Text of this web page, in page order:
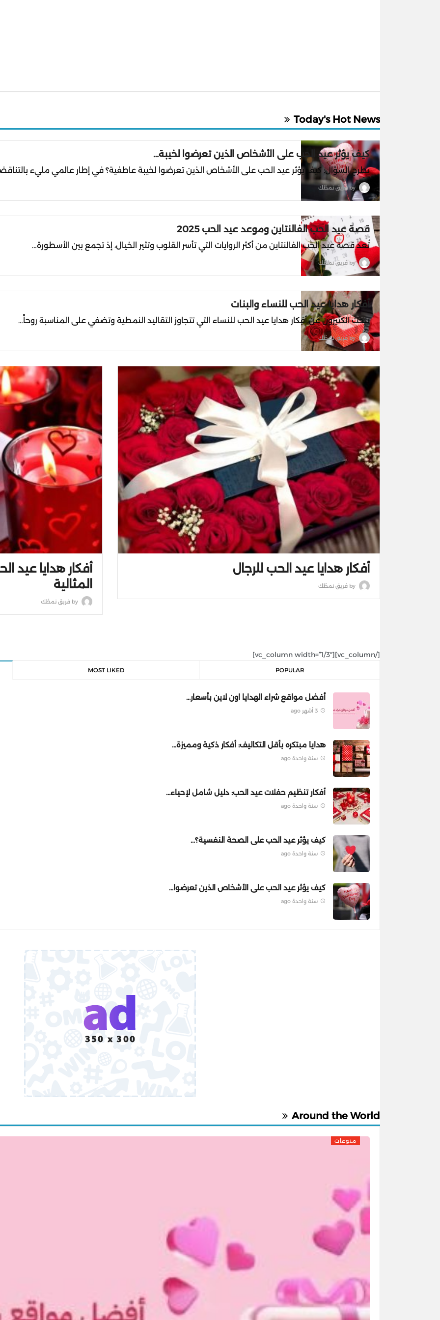
Today's Hot News
كيف يؤثر عيد الحب على الأشخاص الذين تعرضوا لخيبة…
يطرح السؤال: كيف يؤثر عيد الحب على الأشخاص الذين تعرضوا لخيبة عاطفية؟ في إطار عالمي مليء
by فريق نمطُك
قصة عيد الحب الفالنتاين وموعد عيد الحب 2025
تُعد قصة عيد الحب الفالنتاين من أكثر الروايات التي تأسر القلوب وتثير الخيال، إذ تجمع بين الأسطورة…
by فريق نمطُك
أفكار هدايا عيد الحب للنساء والبنات
يبحث الكثيرون عن أفكار هدايا عيد الحب للنساء التي تتجاوز التقاليد النمطية وتضفي على المناسبة روحاً…
by فريق نمطُك
أفكار هدايا عيد الحب للرجال
by فريق نمطُك
أفكار هدايا عيد
المثالية
by فريق نمطُك
[/vc_column][vc_column width=”1/3″]
POPULAR
MOST LIKED
أفضل مواقع شراء الهدايا اون لاين بأسعار…
3 أشهر ago
هدايا مبتكره بأقل التكاليف: أفكار ذكية ومميزة…
سنة واحدة ago
أفكار تنظيم حفلات عيد الحب: دليل شامل لإحياء…
سنة واحدة ago
كيف يؤثر عيد الحب على الصحة النفسية؟…
سنة واحدة ago
كيف يؤثر عيد الحب على الأشخاص الذين تعرضوا…
سنة واحدة ago
Around the World
منوعات